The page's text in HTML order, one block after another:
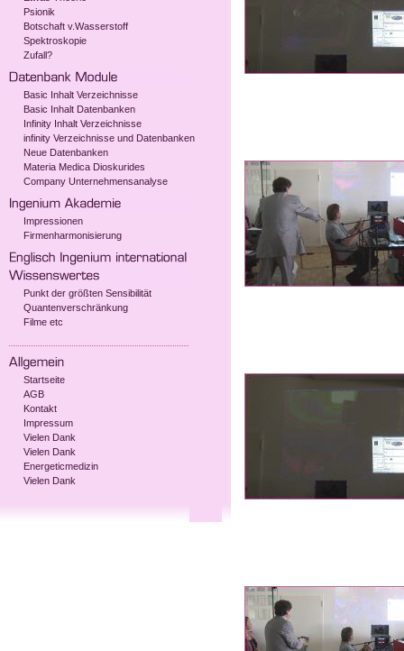
Psionik
Botschaft v.Wasserstoff
Spektroskopie
Zufall?
Basic Inhalt Verzeichnisse
Basic Inhalt Datenbanken
Infinity Inhalt Verzeichnisse
infinity Verzeichnisse und Datenbanken
Neue Datenbanken
Materia Medica Dioskurides
Company Unternehmensanalyse
Impressionen
Firmenharmonisierung
Punkt der größten Sensibilität
Quantenverschränkung
Filme etc
Startseite
AGB
Kontakt
Impressum
Vielen Dank
Vielen Dank
Energeticmedizin
Vielen Dank